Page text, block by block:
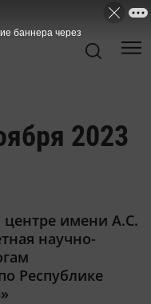
2023
центре имени А.С.
научно-
Республике
баннера через